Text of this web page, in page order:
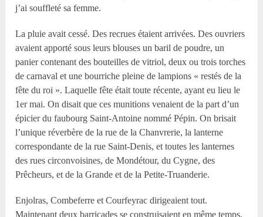
j’ai souffleté sa femme.
La pluie avait cessé. Des recrues étaient arrivées. Des ouvriers
avaient apporté sous leurs blouses un baril de poudre, un
panier contenant des bouteilles de vitriol, deux ou trois torches
de carnaval et une bourriche pleine de lampions « restés de la
fête du roi ». Laquelle fête était toute récente, ayant eu lieu le
1er mai. On disait que ces munitions venaient de la part d’un
épicier du faubourg Saint-Antoine nommé Pépin. On brisait
l’unique réverbère de la rue de la Chanvrerie, la lanterne
correspondante de la rue Saint-Denis, et toutes les lanternes
des rues circonvoisines, de Mondétour, du Cygne, des
Prêcheurs, et de la Grande et de la Petite-Truanderie.
Enjolras, Combeferre et Courfeyrac dirigeaient tout.
Maintenant deux barricades se construisaient en même temps,